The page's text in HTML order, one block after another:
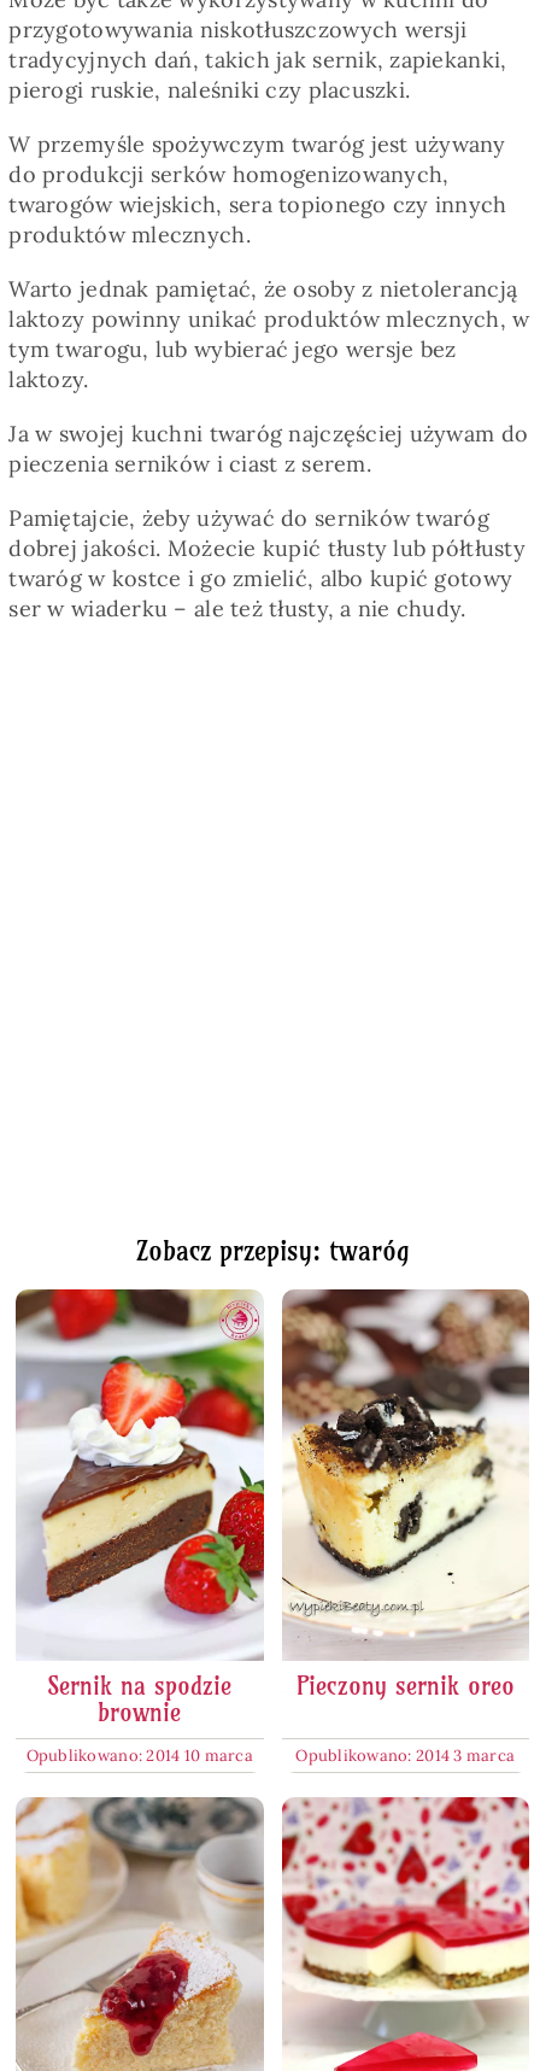
przygotowywania niskotłuszczowych wersji
tradycyjnych dań, takich jak sernik, zapiekanki,
pierogi ruskie, naleśniki czy placuszki.
W przemyśle spożywczym twaróg jest używany
do produkcji serków homogenizowanych,
twarogów wiejskich, sera topionego czy innych
produktów mlecznych.
Warto jednak pamiętać, że osoby z nietolerancją
laktozy powinny unikać produktów mlecznych, w
tym twarogu, lub wybierać jego wersje bez
laktozy.
Ja w swojej kuchni twaróg najczęściej używam do
pieczenia serników i ciast z serem.
Pamiętajcie, żeby używać do serników twaróg
dobrej jakości. Możecie kupić tłusty lub półtłusty
twaróg w kostce i go zmielić, albo kupić gotowy
ser w wiaderku – ale też tłusty, a nie chudy.
Zobacz przepisy: twaróg
Sernik na spodzie
brownie
Opublikowano: 2014 10 marca
Pieczony sernik oreo
Opublikowano: 2014 3 marca